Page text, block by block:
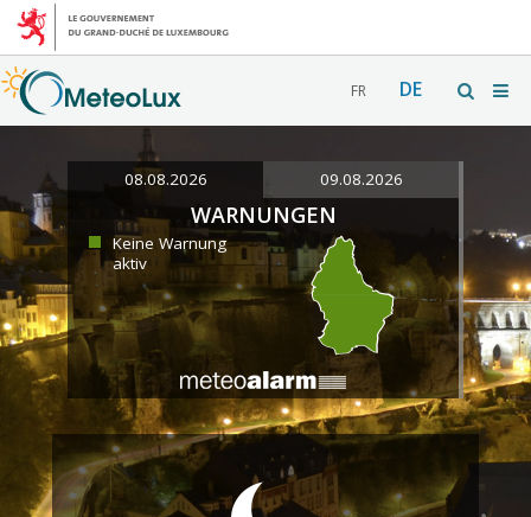
FR DE
08.08.2026 09.08.2026
WARNUNGEN
Keine Warnung
aktiv